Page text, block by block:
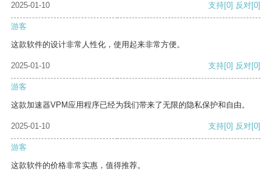
2025-01-10 支持[0] 反对[0]
游客
这款软件的设计非常人性化，使用起来非常方便。
2025-01-10 支持[0] 反对[0]
游客
这款加速器VPM应用程序已经为我们带来了无限的隐私保护和自由。
2025-01-10 支持[0] 反对[0]
游客
这款软件的价格非常实惠，值得推荐。